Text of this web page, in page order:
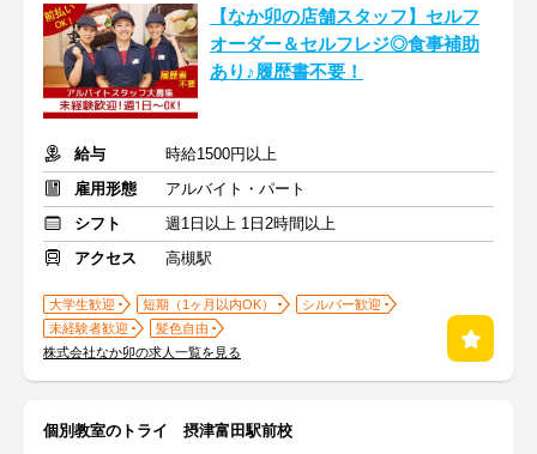
【なか卯の店舗スタッフ】セルフ
オーダー＆セルフレジ◎食事補助
あり♪履歴書不要！
給与
時給1500円以上
雇用形態
アルバイト・パート
シフト
週1日以上 1日2時間以上
アクセス
高槻駅
大学生歓迎 短期（1ヶ月以内OK）
シルバー歓迎
未経験者歓迎
髪色自由
株式会社なか卯の求人一覧を見る
個別教室のトライ 摂津富田駅前校